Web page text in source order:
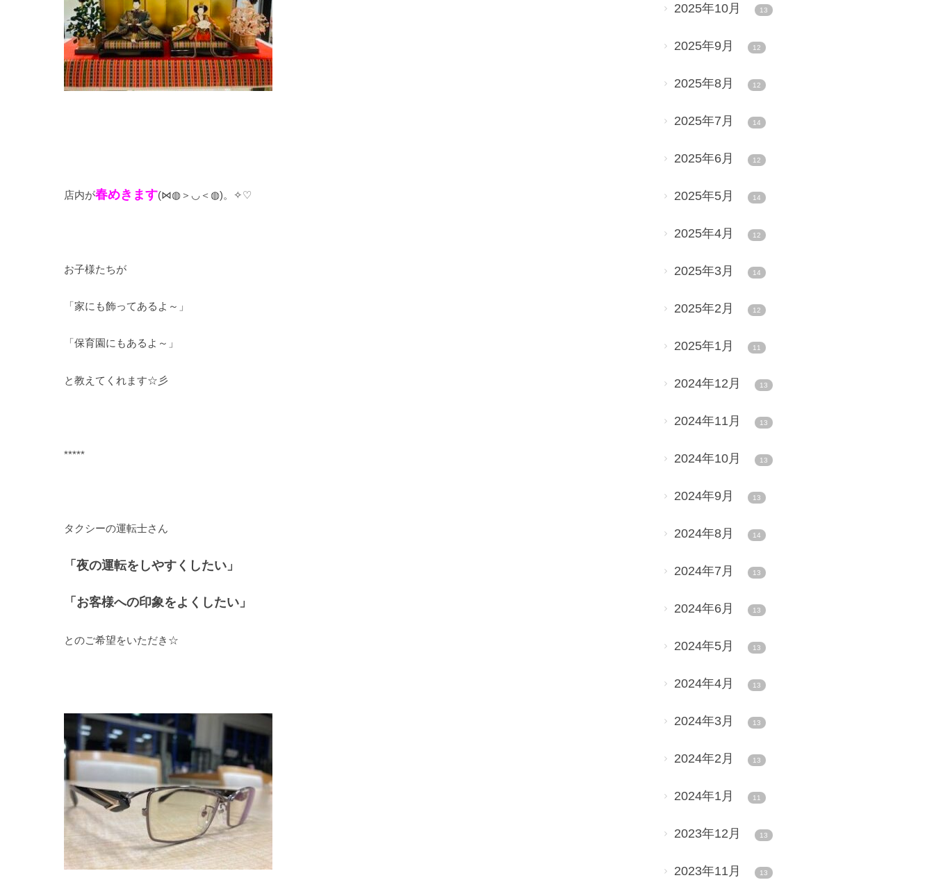
店内が春めきます(⋈◍＞◡＜◍)。✧♡
お子様たちが
「家にも飾ってあるよ～」
「保育園にもあるよ～」
と教えてくれます☆彡
*****
タクシーの運転士さん
「夜の運転をしやすくしたい」
「お客様への印象をよくしたい」
とのご希望をいただき☆
2025年10月 13
2025年9月 12
2025年8月 12
2025年7月 14
2025年6月 12
2025年5月 14
2025年4月 12
2025年3月 14
2025年2月 12
2025年1月 11
2024年12月 13
2024年11月 13
2024年10月 13
2024年9月 13
2024年8月 14
2024年7月 13
2024年6月 13
2024年5月 13
2024年4月 13
2024年3月 13
2024年2月 13
2024年1月 11
2023年12月 13
2023年11月 13